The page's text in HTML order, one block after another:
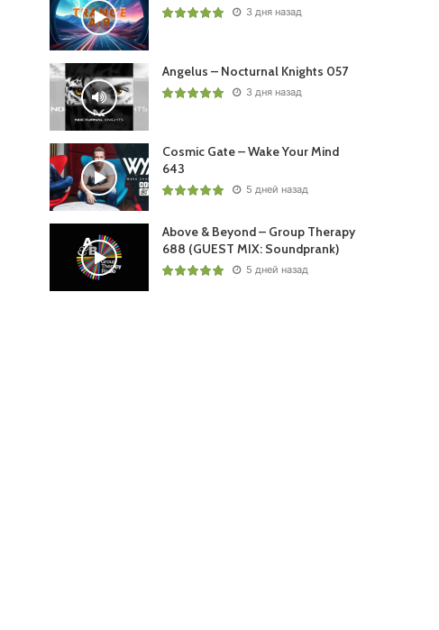
3 дня назад
Angelus – Nocturnal Knights 057
3 дня назад
Cosmic Gate – Wake Your Mind
643
5 дней назад
Above & Beyond – Group Therapy
688 (GUEST MIX: Soundprank)
5 дней назад